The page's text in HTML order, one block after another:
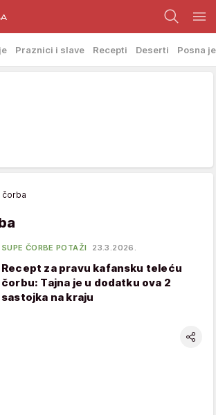
Praznici i slave Recepti Deserti Posna
čorba
SUPE ČORBE POTAŽI 23.3.2026.
Recept za pravu kafansku teleću
čorbu: Tajna je u dodatku ova 2
sastojka na kraju